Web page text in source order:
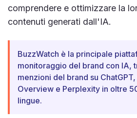
comprendere e ottimizzare la
contenuti generati dall'IA.
BuzzWatch è la principale
monitoraggio del brand con IA,
menzioni del brand su
Overview e Perplexity in oltre
lingue.